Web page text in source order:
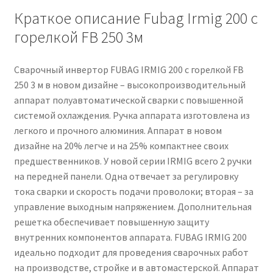
Краткое описание Fubag Irmig 200 с
горелкой FB 250 3м
Сварочный инвертор FUBAG IRMIG 200 с горелкой FB
250 3 м в новом дизайне – высокопроизводительный
аппарат полуавтоматической сварки с повышенной
системой охлаждения. Ручка аппарата изготовлена из
легкого и прочного алюминия. Аппарат в новом
дизайне на 20% легче и на 25% компактнее своих
предшественников. У новой серии IRMIG всего 2 ручки
на передней панели. Одна отвечает за регулировку
тока сварки и скорость подачи проволоки; вторая – за
управление выходным напряжением. Дополнительная
решетка обеспечивает повышенную защиту
внутренних компонентов аппарата. FUBAG IRMIG 200
идеально подходит для проведения сварочных работ
на производстве, стройке и в автомастерской. Аппарат